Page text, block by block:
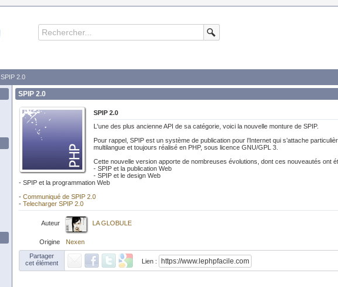
SPIP 2.0
SPIP 2.0
SPIP 2.0
L'une des plus ancienne API de sa catégorie, voici la nouvelle monture de SPIP.
Pour rappel, SPIP est un système de publication pour l’Internet qui s’attache
multilangue et toujours réalisé en PHP, sous licence GNU/GPL 3.
Cette nouvelle version apporte de nombreuses évolutions, dont ces nouveautés ont
- SPIP et la publication Web
- SPIP et le design Web
- SPIP et la programmation Web
- Communiqué de SPIP 2.0
- Telecharger SPIP 2.0
Auteur LA GLOBULE
Origine
Nexen
Partager
cet élément
Lien :